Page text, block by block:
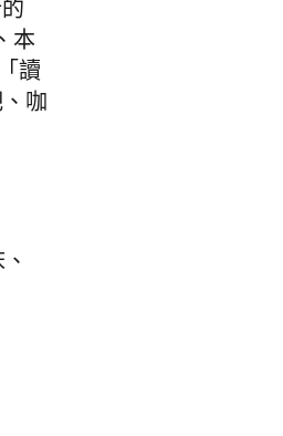
本
讀
咖